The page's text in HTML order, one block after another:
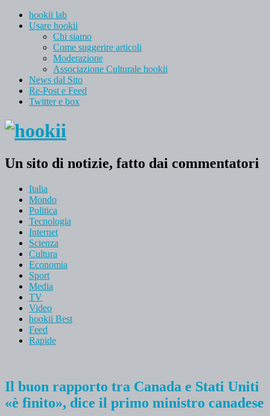
hookii lab
Usare hookii
Chi siamo
Come suggerire articoli
Moderazione
Associazione Culturale hookii
News dal Sito
Re-Post e Feed
Twitter e box
Un sito di notizie, fatto dai commentatori
Italia
Mondo
Politica
Tecnologia
Internet
Scienza
Cultura
Economia
Sport
Media
TV
Video
hookii Best
Feed
Rapide
Il buon rapporto tra Canada e Stati Uniti
«è finito», dice il primo ministro canadese